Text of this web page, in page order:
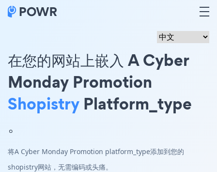
在您的网站上嵌入 A Cyber
Monday Promotion
Shopistry Platform_type
。
将A Cyber Monday Promotion platform_type添加到您的
shopistry网站，无需编码或头痛。